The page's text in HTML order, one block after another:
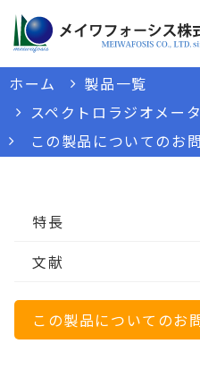
ホーム
製品一覧
スペクトロラジオメー
この製品についてのお
特長
文献
この製品についてのお